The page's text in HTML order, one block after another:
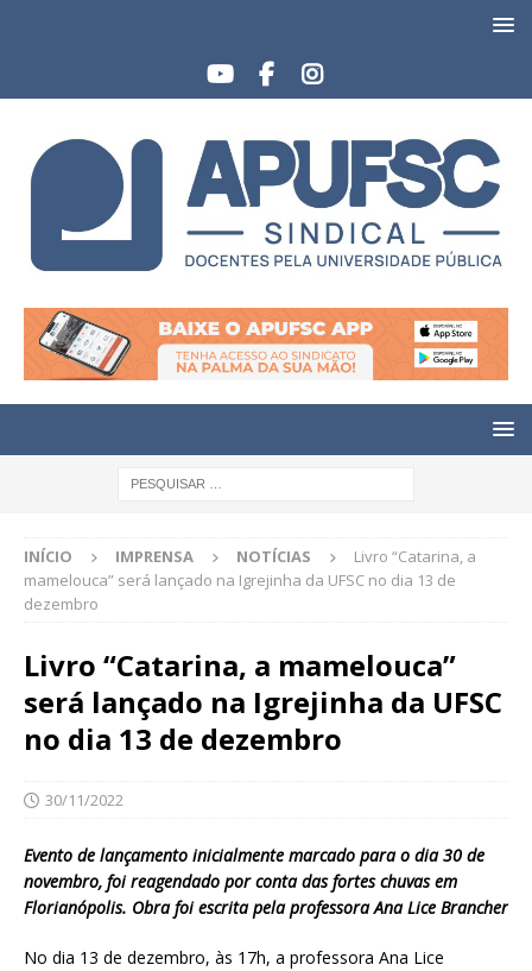
INÍCIO IMPRENSA NOTÍCIAS
Livro “Catarina, a
mamelouca” será lançado na Igrejinha da UFSC no dia 13 de
dezembro
Livro “Catarina, a mamelouca”
será lançado na Igrejinha da UFSC
no dia 13 de dezembro
30/11/2022
Evento de lançamento inicialmente marcado para o dia 30 de
novembro, foi reagendado por conta das fortes chuvas em
Florianópolis. Obra foi escrita pela professora Ana Lice Brancher
No dia 13 de dezembro, às 17h, a professora Ana Lice